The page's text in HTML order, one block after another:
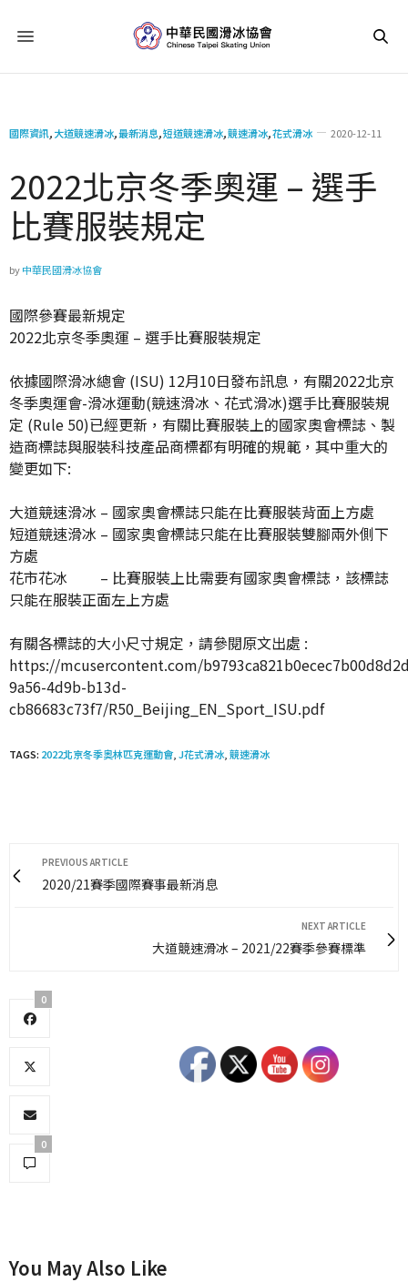
國際資訊,大道競速滑冰,最新消息,短道競速滑冰,競速滑冰,花式滑冰 2020-12-11
2022北京冬季奧運 – 選手
比賽服裝規定
by中華民國滑冰協會
國際參賽最新規定
2022北京冬季奧運 – 選手比賽服裝規定
依據國際滑冰總會 (ISU) 12月10日發布訊息，有關2022北京
冬季奧運會-滑冰運動(競速滑冰、花式滑冰)選手比賽服裝規
定 (Rule 50)已經更新，有關比賽服裝上的國家奧會標誌、製
造商標誌與服裝科技產品商標都有明確的規範，其中重大的
變更如下:
大道競速滑冰 – 國家奧會標誌只能在比賽服裝背面上方處
短道競速滑冰 – 國家奧會標誌只能在比賽服裝雙腳兩外側下
方處
花市花冰 – 比賽服裝上比需要有國家奧會標誌，該標誌
只能在服裝正面左上方處
有關各標誌的大小尺寸規定，請參閱原文出處 :
https://mcusercontent.com/
9a56-4d9b-b13d-
cb86683c73f7/R50_Beijing_EN_Sport_ISU.pdf
TAGS: 2022北京冬季奧林匹克運動會, J花式滑冰, 競速滑冰
PREVIOUS ARTICLE
2020/21賽季國際賽事最新消息
NEXT ARTICLE
大道競速滑冰 – 2021/22賽季參賽標準
0
0
You May Also Like